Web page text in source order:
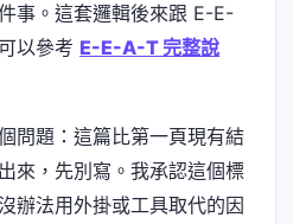
事。這套邏輯後來跟 E-E-
以參考 E-E-A-T 完整說
問題：這篇比第一頁現有結
來，先別寫。我承認這個標
辦法用外掛或工具取代的因